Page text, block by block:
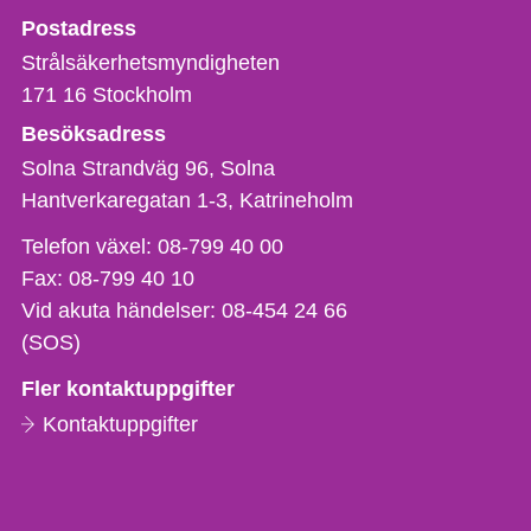
Strålsäkerhetsmyndigheten
Postadress
Strålsäkerhetsmyndigheten
171 16 Stockholm
Besöksadress
Solna Strandväg 96, Solna
Hantverkaregatan 1-3 Katrineholm
Telefon,
fax
och
e-
Telefon växel:08-799 40 00
Fax:08-799 40 10
Vid akuta händelser:08-454 24 66
(SOS)
Fler kontaktuppgifter
Kontaktuppgifter